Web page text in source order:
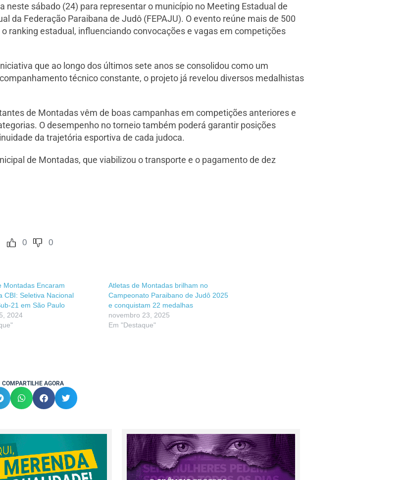
sábado (24) para representar o município no Meeting Estadual de
da Federação Paraibana de Judô (FEPAJU). O evento reúne mais de 500
ranking estadual, influenciando convocações e vagas em competições
que ao longo dos últimos sete anos se consolidou como um
técnico constante, o projeto já revelou diversos medalhistas
de Montadas vêm de boas campanhas em competições anteriores e
O desempenho no torneio também poderá garantir posições
da trajetória esportiva de cada judoca.
de Montadas, que viabilizou o transporte e o pagamento de dez
0 0
Montadas Encaram
CBI: Seletiva Nacional
21 em São Paulo
2024
Atletas de Montadas brilham no
Campeonato Paraibano de Judô 2025
e conquistam 22 medalhas
novembro 23, 2025
Em "Destaque"
COMPARTILHE AGORA